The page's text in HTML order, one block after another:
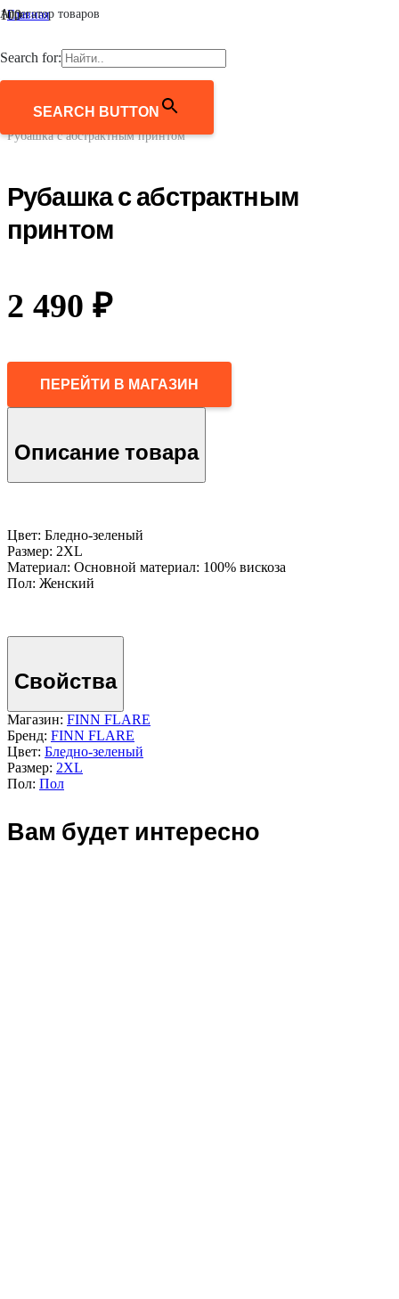
Агрегатор товаров
Search for:
SEARCH BUTTON
Главная
/
Блузки и рубашки
Рубашка с абстрактным принтом
Рубашка с абстрактным
принтом
2 490 ₽
ПЕРЕЙТИ В МАГАЗИН
Описание товара
Цвет: Бледно-зеленый
Размер: 2XL
Материал: Основной материал: 100% вискоза
Пол: Женский
Свойства
Магазин: FINN FLARE
Бренд: FINN FLARE
Цвет: Бледно-зеленый
Размер: 2XL
Пол: Пол
Вам будет интересно